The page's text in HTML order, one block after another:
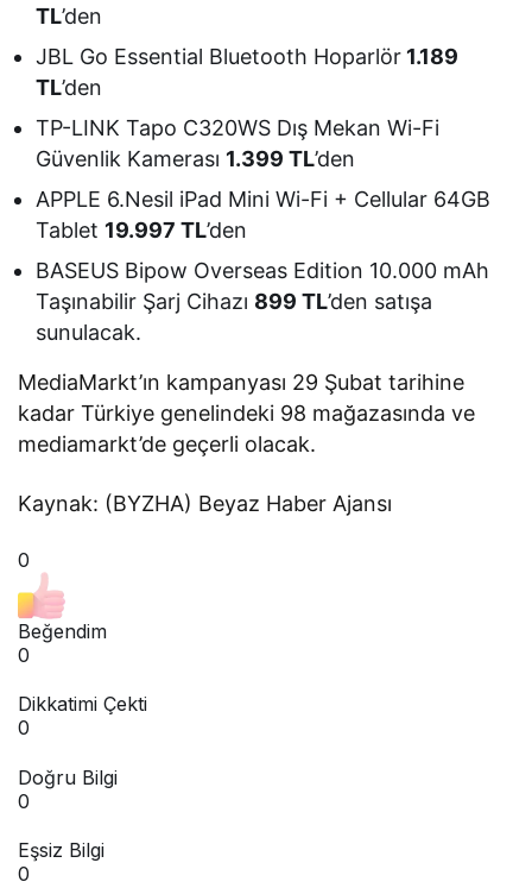
TL’den
JBL Go Essential Bluetooth Hoparlör 1.189
TL’den
TP-LINK Tapo C320WS Dış Mekan Wi-Fi
Güvenlik Kamerası 1.399 TL’den
APPLE 6.Nesil iPad Mini Wi-Fi + Cellular 64GB
Tablet 19.997 TL’den
BASEUS Bipow Overseas Edition 10.000 mAh
Taşınabilir Şarj Cihazı 899 TL’den satışa
sunulacak.
MediaMarkt’ın kampanyası 29 Şubat tarihine
kadar Türkiye genelindeki 98 mağazasında ve
mediamarkt’de geçerli olacak.
Kaynak: (BYZHA) Beyaz Haber Ajansı
0
Beğendim
0
Dikkatimi Çekti
0
Doğru Bilgi
0
Eşsiz Bilgi
0